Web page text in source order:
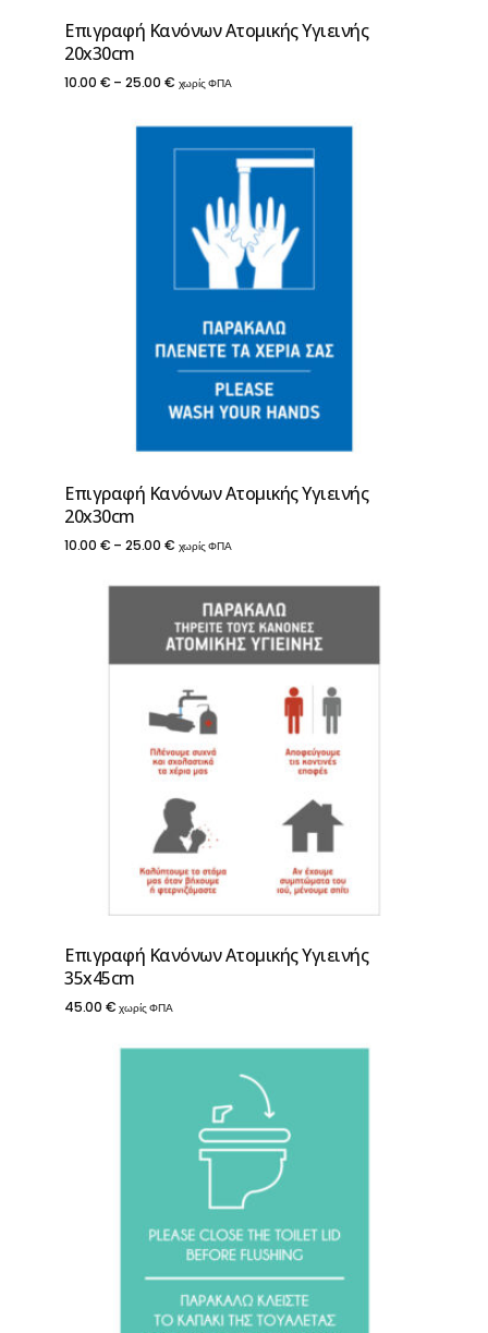
Επιγραφή Κανόνων Ατομικής Υγιεινής
20x30cm
10.00 € – 25.00 €Price
10.00 €
25.00 €
χωρίς ΦΠΑ
Επιγραφή Κανόνων Ατομικής Υγιεινής
20x30cm
10.00 € – 25.00 €Price
10.00 €
through
χωρίς ΦΠΑ
Επιγραφή Κανόνων Ατομικής Υγιεινής
35x45cm
45.00 € χωρίς ΦΠΑ